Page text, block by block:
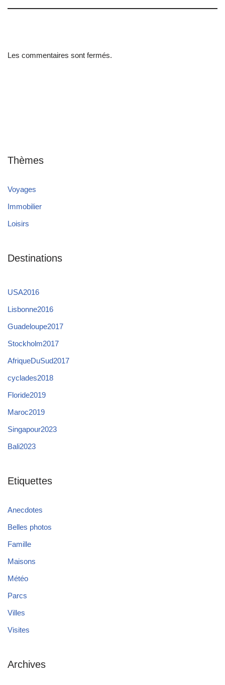
Les commentaires sont fermés.
Thèmes
Voyages
Immobilier
Loisirs
Destinations
USA2016
Lisbonne2016
Guadeloupe2017
Stockholm2017
AfriqueDuSud2017
cyclades2018
Floride2019
Maroc2019
Singapour2023
Bali2023
Etiquettes
Anecdotes
Belles photos
Famille
Maisons
Météo
Parcs
Villes
Visites
Archives